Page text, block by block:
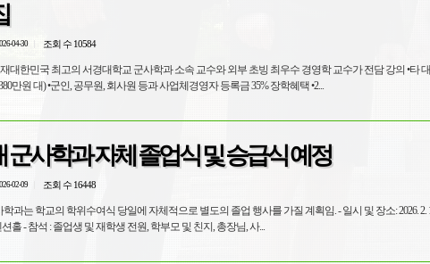
04-30 조회 수 10584
한민국 최고의 서경대학교 군사학과 소속 교수와 외부 초빙 최우수 경영학 교수가 전담 강의 •타 대학에 비해 저
렴한 등록금(380만원 대) •군인, 공무원, 회사원 등과 사업체경영자 등록금 35% 장학혜택 •2...
군사학과 자체 졸업식 및 승급식 예정
02-09 조회 수 16448
학교의 학위수여식 당일에 자체적으로 별도의 졸업 행사를 가질 계획임. - 일시 및 장소: 2026. 2. 10.(목) 12:30,
본관 8층 컨벤션홀 - 참석 : 졸업생 및 재학생 전원, 학부모 및 친지, 총장님, 사...